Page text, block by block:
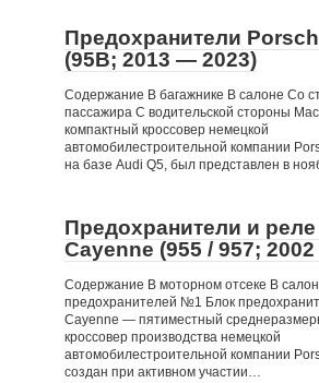
Предохранители
(95B; 2013 — 2023)
Содержание В багажнике В салоне Со
пассажира С водительской стороны
компактный кроссовер немецкой
автомобилестроительной компании
на базе Audi Q5, был представлен в
Предохранители и
Cayenne (955 / 957;
Содержание В моторном отсеке В
предохранителей №1 Блок
Cayenne — пятиместный
кроссовер производства немецкой
автомобилестроительной компании
создан при активном участии…